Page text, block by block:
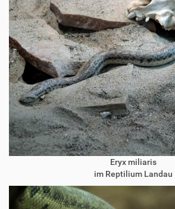
Eryx miliaris
im Reptilium Landau